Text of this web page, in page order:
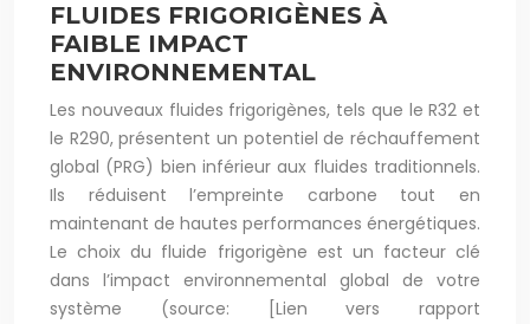
FLUIDES FRIGORIGÈNES À
FAIBLE IMPACT
ENVIRONNEMENTAL
Les nouveaux fluides frigorigènes, tels que le R32 et
le R290, présentent un potentiel de réchauffement
global (PRG) bien inférieur aux fluides traditionnels.
Ils réduisent l’empreinte carbone tout en
maintenant de hautes performances énergétiques.
Le choix du fluide frigorigène est un facteur clé
dans l’impact environnemental global de votre
système (source: [Lien vers rapport